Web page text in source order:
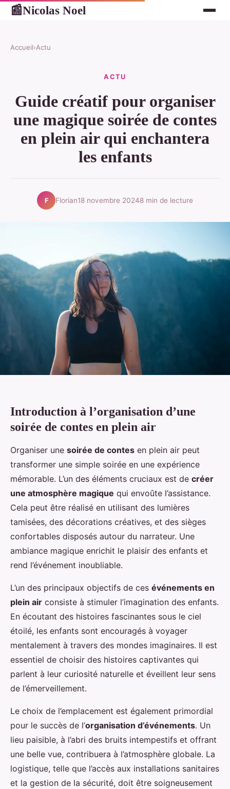
📰Nicolas Noel
Accueil›Actu
ACTU
Guide créatif pour organiser
une magique soirée de contes
en plein air qui enchantera
les enfants
F Florian18 novembre 20248 min de lecture
Introduction à l’organisation d’une
soirée de contes en plein air
Organiser une soirée de contes en plein air peut
transformer une simple soirée en une expérience
mémorable. L’un des éléments cruciaux est de créer
une atmosphère magique qui envoûte l’assistance.
Cela peut être réalisé en utilisant des lumières
tamisées, des décorations créatives, et des sièges
confortables disposés autour du narrateur. Une
ambiance magique enrichit le plaisir des enfants et
rend l’événement inoubliable.
L’un des principaux objectifs de ces événements en
plein air consiste à stimuler l’imagination des enfants.
En écoutant des histoires fascinantes sous le ciel
étoilé, les enfants sont encouragés à voyager
mentalement à travers des mondes imaginaires. Il est
essentiel de choisir des histoires captivantes qui
parlent à leur curiosité naturelle et éveillent leur sens
de l’émerveillement.
Le choix de l’emplacement est également primordial
pour le succès de l’organisation d’événements. Un
lieu paisible, à l’abri des bruits intempestifs et offrant
une belle vue, contribuera à l’atmosphère globale. La
logistique, telle que l’accès aux installations sanitaires
et la gestion de la sécurité, doit être soigneusement